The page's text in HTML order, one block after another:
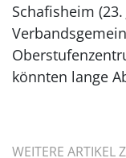
Schafisheim
könnten lange
WEITERE ARTIKEL